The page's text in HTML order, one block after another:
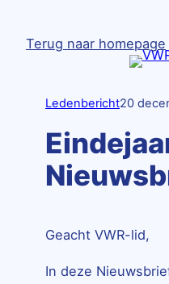
naarTerug naar homepage
Ledenbericht20
Geacht VWR-lid,
In deze